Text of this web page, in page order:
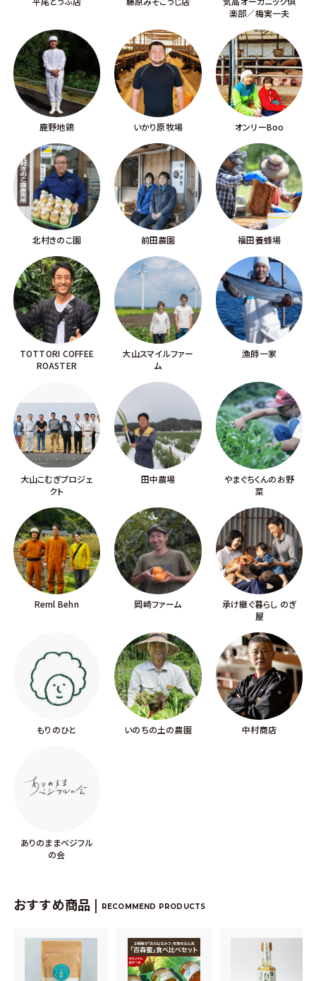
楽部／梅実一夫
鹿野地鶏 いかり原牧場 オンリーBoo
北村きのこ園 前田農園 福田養蜂場
TOTTORI COFFEE
ROASTER
大山スマイルファー
ム
漁師一家
大山こむぎプロジェ
クト
田中農場
やまぐちくんのお野
菜
Reml Behn 岡崎ファーム
承け継ぐ暮らし のぎ
屋
もりのひと いのちの土の農園 中村商店
ありのままベジフル
の会
おすすめ商品 | RECOMMEND PRODUCTS